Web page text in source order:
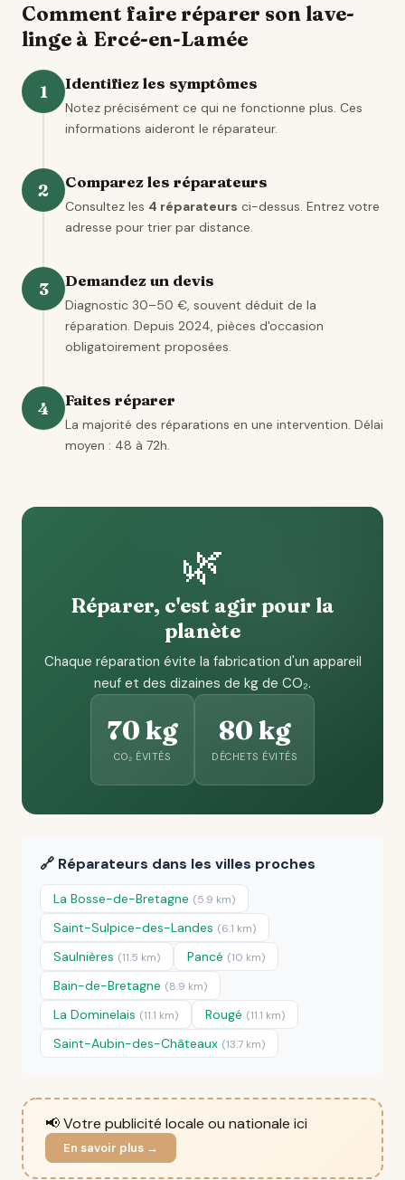
Comment faire réparer son lave-
linge à Ercé-en-Lamée
1 Identifiez les symptômes
Notez précisément ce qui ne fonctionne plus. Ces
informations aideront le réparateur.
2 Comparez les réparateurs
Consultez les 4 réparateurs ci-dessus. Entrez votre
adresse pour trier par distance.
3 Demandez un devis
Diagnostic 30–50 €, souvent déduit de la
réparation. Depuis 2024, pièces d'occasion
obligatoirement proposées.
4 Faites réparer
La majorité des réparations en une intervention. Délai
moyen : 48 à 72h.
🌿
Réparer, c'est agir pour la
planète
Chaque réparation évite la fabrication d'un appareil
neuf et des dizaines de kg de CO₂.
70 kg
CO₂ ÉVITÉS
80 kg
DÉCHETS ÉVITÉS
🔗 Réparateurs dans les villes proches
La Bosse-de-Bretagne (5.9 km)
Saint-Sulpice-des-Landes (6.1 km)
Saulnières (11.5 km) Pancé (10 km)
Bain-de-Bretagne (8.9 km)
La Dominelais (11.1 km) Rougé (11.1 km)
Saint-Aubin-des-Châteaux (13.7 km)
📢 Votre publicité locale ou nationale ici
En savoir plus →